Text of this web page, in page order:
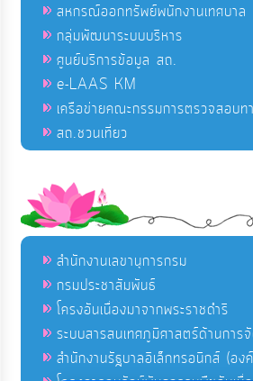
สหกรณ์ออกทรัพย์พนักงานเทศบาล
กลุ่มพัฒนาระบบบริหาร
ศูนย์บริการข้อมูล สถ.
e-LAAS KM
เครือข่ายคณะกรรมการตรวจสอบท
สถ.ชวนเที่ยว
สำนักงานเลขานุการกรม
กรมประชาสัมพันธ์
โครงอันเนื่องมาจากพระราชดำริ
ระบบสารสนเทศภูมิศาสตร์ด้านการ
สำนักงานรัฐบาลอิเล็กทรอนิกส์ (อง